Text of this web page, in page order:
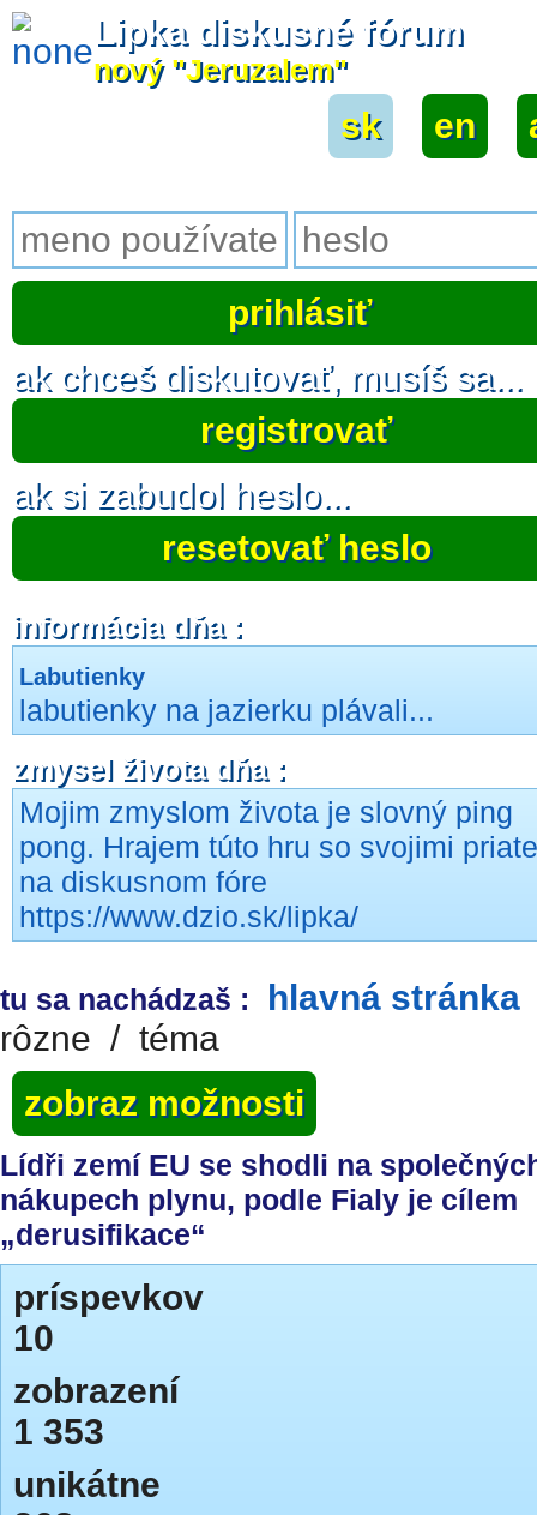
Lipka diskusné fórum
nový "Jeruzalem"
sk en
ak chceš diskutovať, musíš sa...
registrovať
ak si zabudol heslo...
resetovať heslo
informácia dňa :
Labutienky
labutienky na jazierku plávali...
zmysel života dňa :
Mojim zmyslom života je slovný ping
pong. Hrajem túto hru so svojimi
na diskusnom fóre
https://www.dzio.sk/lipka/
tu sa nachádzaš : hlavná stránka
rôzne / téma
zobraz možnosti
Lídři zemí EU se shodli na
nákupech plynu, podle Fialy je cílem
„derusifikace“
príspevkov
10
zobrazení
1 353
unikátne